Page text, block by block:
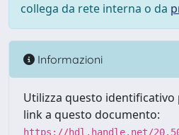
collega da rete interna o da
Informazioni
Utilizza questo
link a questo documento:
https://hdl.handle.net/